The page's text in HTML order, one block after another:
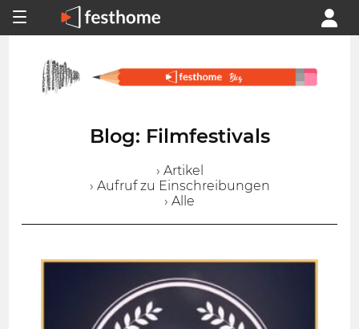
Blog: Filmfestivals
› Artikel
› Aufruf zu Einschreibungen
› Alle